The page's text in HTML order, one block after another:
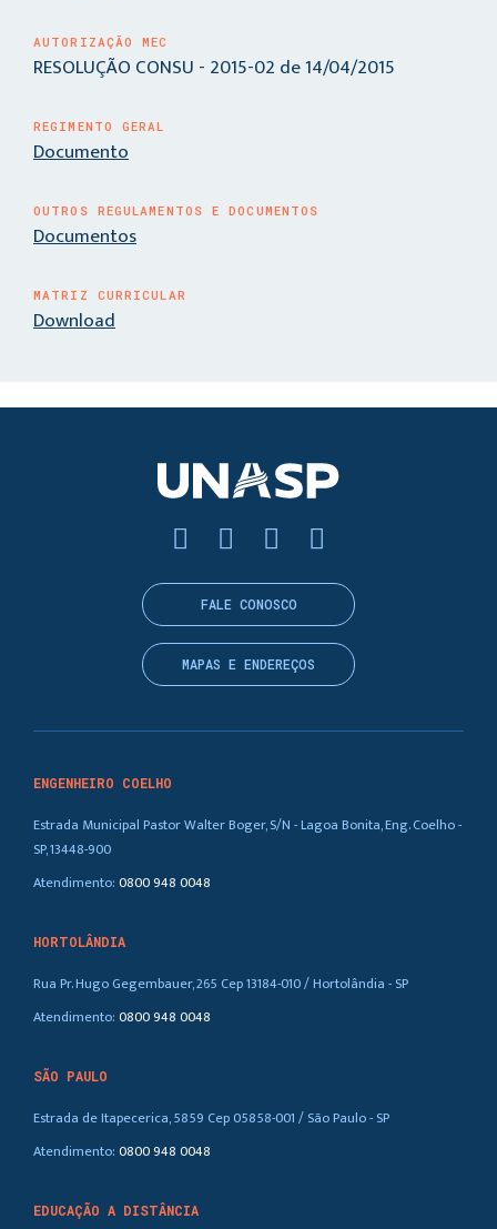
AUTORIZAÇÃO MEC
RESOLUÇÃO CONSU - 2015-02 de 14/04/2015
REGIMENTO GERAL
Documento
OUTROS REGULAMENTOS E DOCUMENTOS
Documentos
MATRIZ CURRICULAR
Download
ENGENHEIRO COELHO
Estrada Municipal Pastor Walter Boger, S/N - Lagoa Bonita, Eng. Coelho -
SP, 13448-900
Atendimento:0800 948 0048
HORTOLÂNDIA
Rua Pr. Hugo Gegembauer, 265 Cep 13184-010 / Hortolândia - SP
Atendimento:0800 948 0048
SÃO PAULO
Estrada de Itapecerica, 5859 Cep 05858-001 / São Paulo - SP
Atendimento:0800 948 0048
EDUCAÇÃO A DISTÂNCIA
FALE CONOSCO
MAPAS E ENDEREÇOS